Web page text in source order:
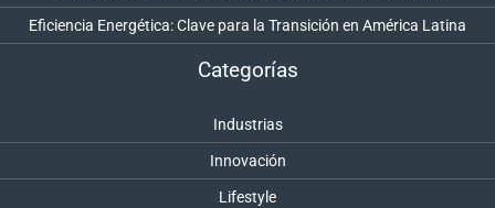
Eficiencia Energética: Clave para la Transición en América Latina
Categorías
Industrias
Innovación
Lifestyle